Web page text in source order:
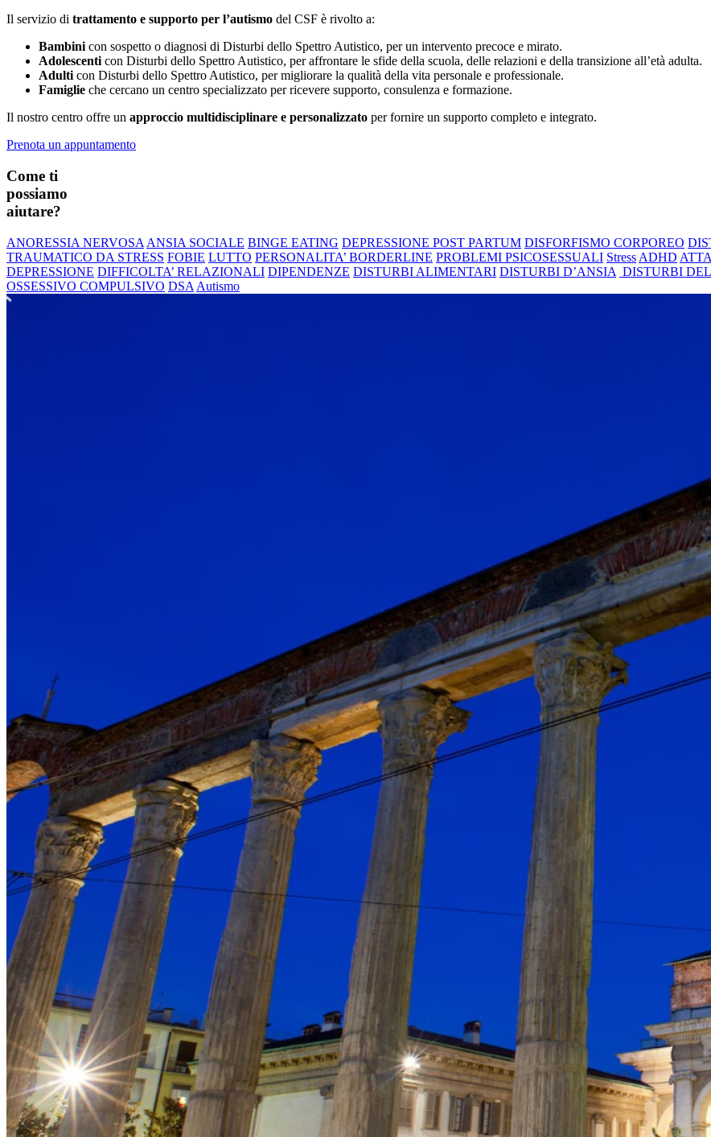
Il servizio di trattamento e supporto per l’autismo del CSF è rivolto a:
Bambinicon sospetto o diagnosi di Disturbi dello Spettro Autistico, per un intervento precoce e mirato.
Adolescenticon Disturbi dello Spettro Autistico, per affrontare le sfide della scuola, delle relazioni e della transizione all’età adulta.
Adulticon Disturbi dello Spettro Autistico, per migliorare la qualità della vita personale e professionale.
Famiglie che cercano un centro specializzato per ricevere supporto, consulenza e formazione.
Il nostro centro offre un approccio multidisciplinare e personalizzato per fornire un supporto completo e integrato.
Prenota un appuntamento
Come ti
possiamo
aiutare?
ANORESSIA NERVOSA ANSIA SOCIALE BINGE EATING DEPRESSIONE POST PARTUM DISFORFISMO CORPOREO
TRAUMATICO DA STRESS FOBIE LUTTO PERSONALITA’ BORDERLINE PROBLEMI PSICOSESSUALI Stress ADHD
DEPRESSIONE DIFFICOLTA’ RELAZIONALI DIPENDENZE DISTURBI ALIMENTARI DISTURBI D’ANSIA DISTURBI
OSSESSIVO COMPULSIVO DSA Autismo